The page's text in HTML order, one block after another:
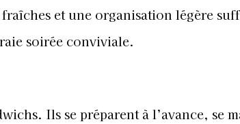
et une organisation légère
soirée conviviale.
Ils se préparent à l’avance, se